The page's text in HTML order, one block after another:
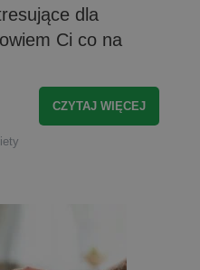
dla
Ci co na
CZYTAJ WIĘCEJ